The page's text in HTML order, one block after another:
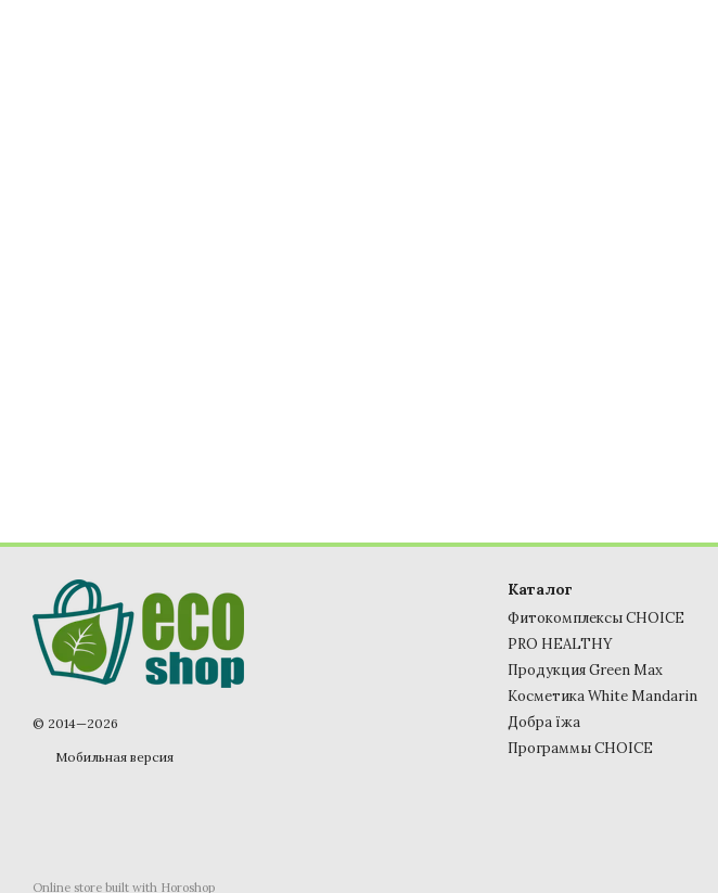
© 2014—2026
Мобильная версия
Online store built with Horoshop
Каталог
Фитокомплексы CHOICE
PRO HEALTHY
Продукция Green Max
Косметика White Mandarin
Добра їжа
Программы CHOICE